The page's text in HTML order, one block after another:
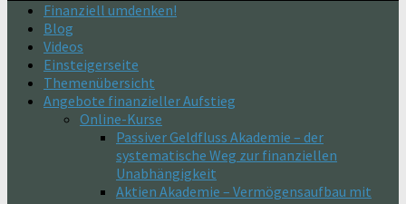
Finanziell umdenken!
Blog
Videos
Einsteigerseite
Themenübersicht
Angebote finanzieller Aufstieg
Online-Kurse
Passiver Geldfluss Akademie – der
systematische Weg zur finanziellen
Unabhängigkeit
Aktien Akademie – Vermögensaufbau mit